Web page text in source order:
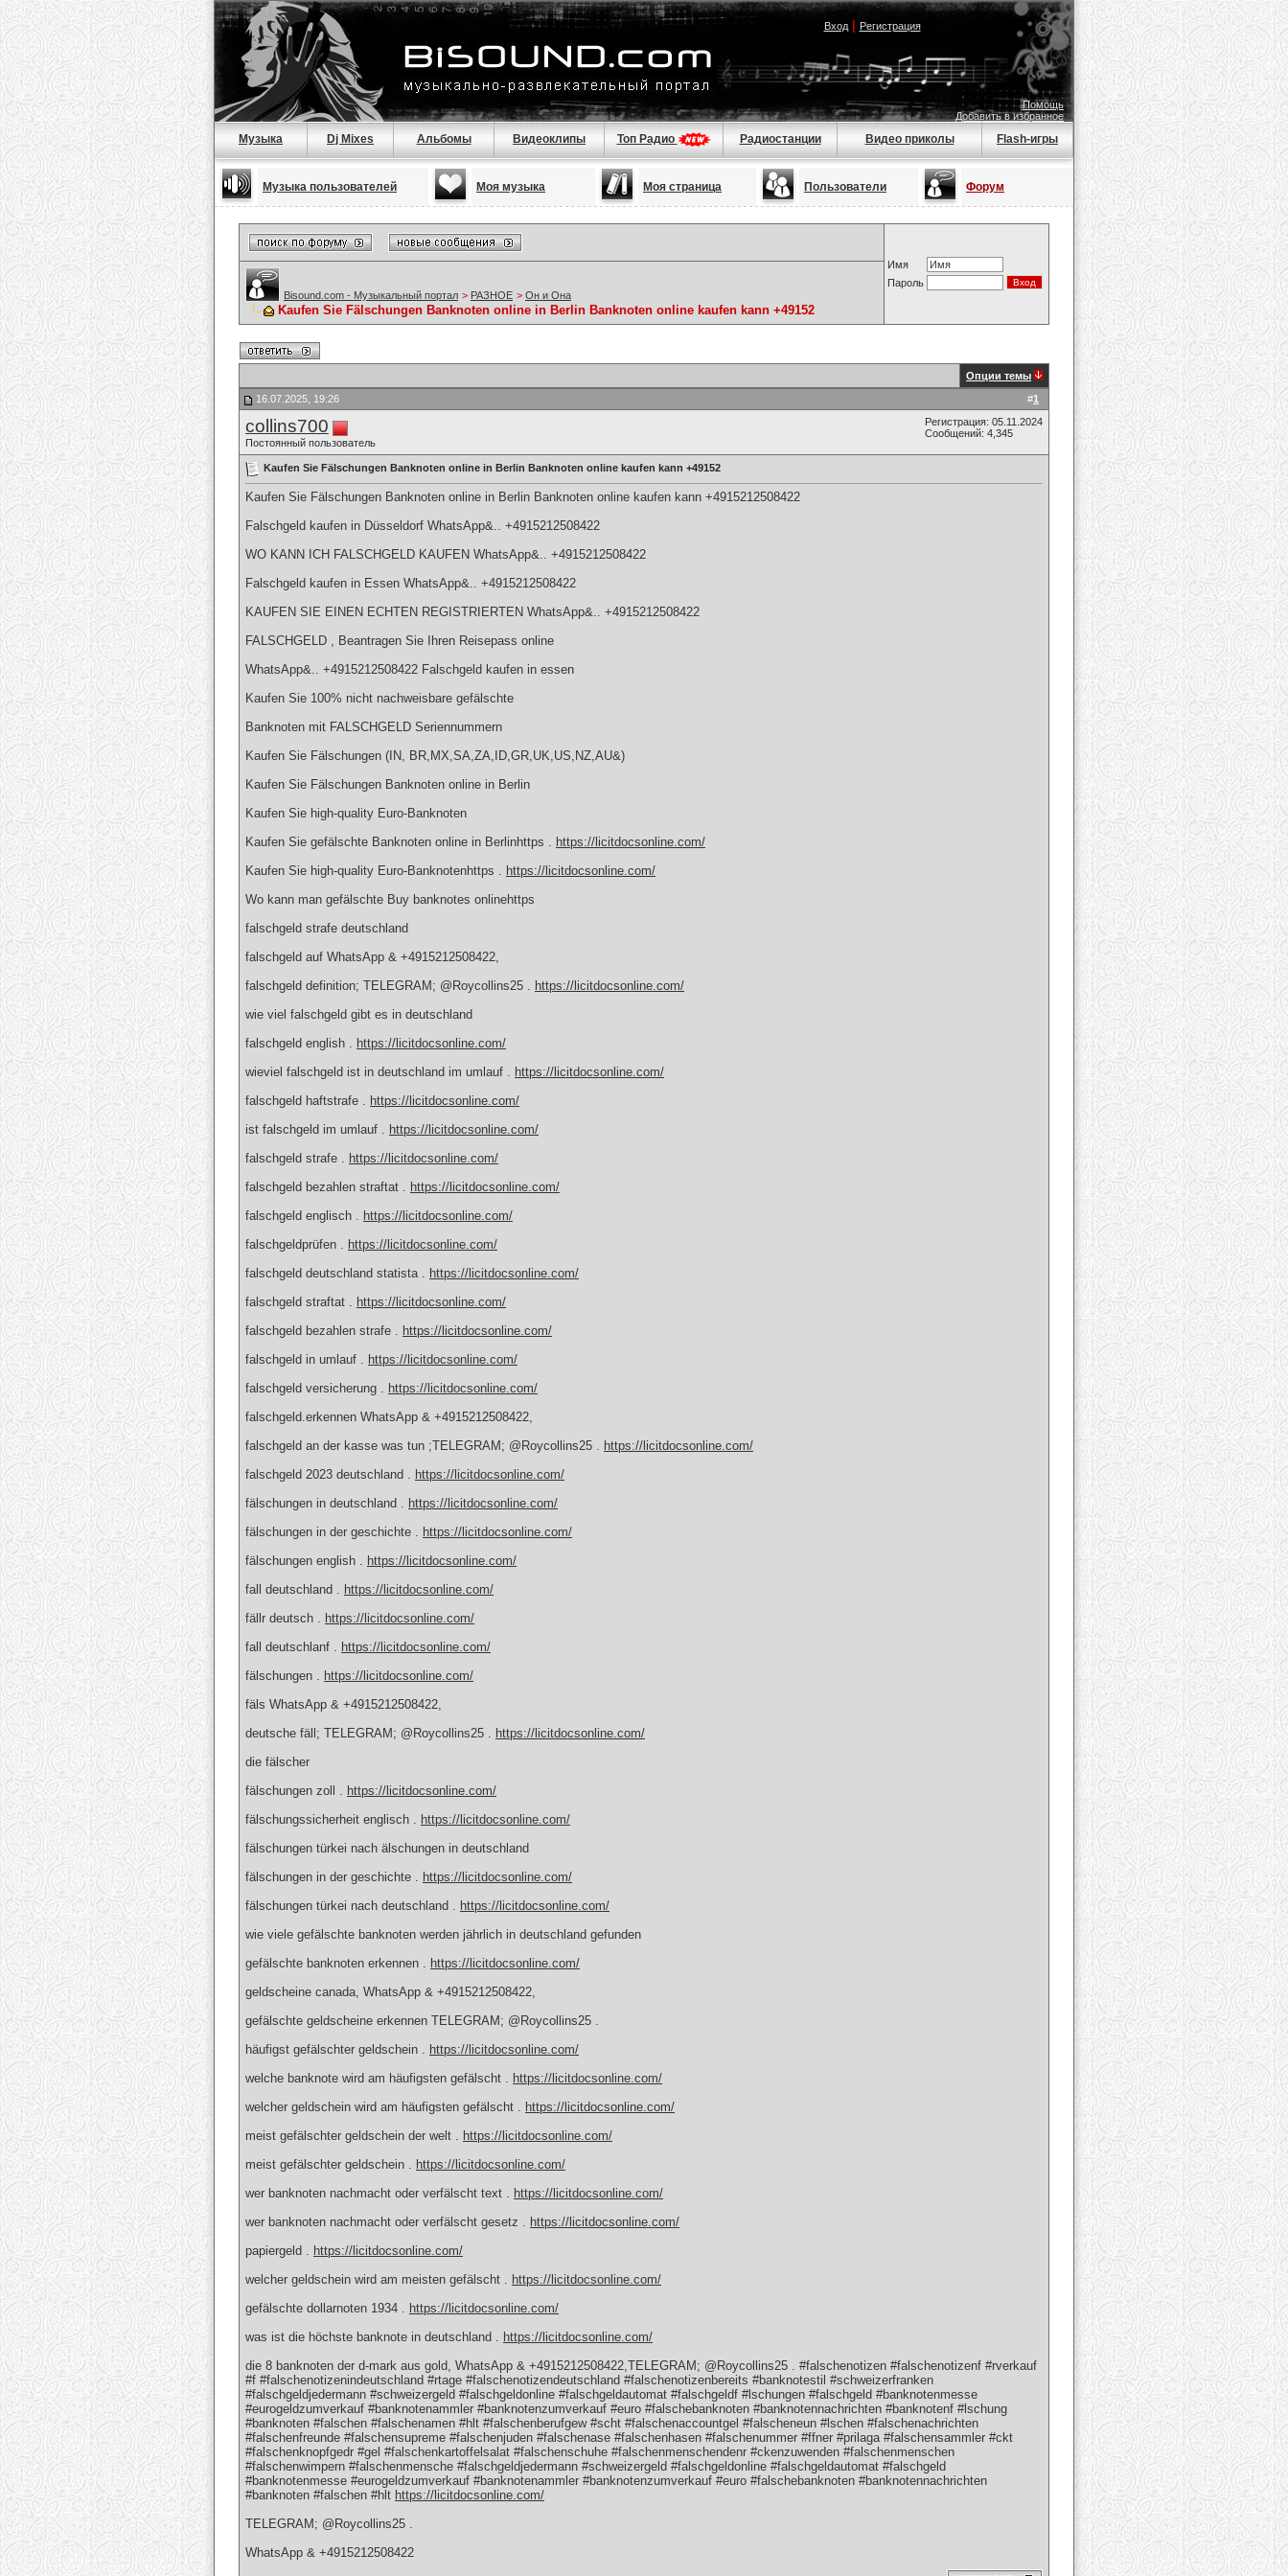
Вход| Регистрация
Помощь
Добавить в избранное
Музыка Dj Mixes Альбомы Видеоклипы Топ Радио Радиостанции Видео приколы Flash-игры
Музыка пользователей Моя музыка Моя страница Пользователи Форум
Имя
Пароль
Bisound.com - Музыкальный портал > РАЗНОЕ > Он и Она
Kaufen Sie Fälschungen Banknoten online in Berlin Banknoten online kaufen kann +49152
Опции темы
#1
16.07.2025, 19:26
collins700
Постоянный пользователь
Регистрация: 05.11.2024
Сообщений: 4,345
Kaufen Sie Fälschungen Banknoten online in Berlin Banknoten online kaufen kann +49152
Kaufen Sie Fälschungen Banknoten online in Berlin Banknoten online kaufen kann +4915212508422
Falschgeld kaufen in Düsseldorf WhatsApp&.. +4915212508422
WO KANN ICH FALSCHGELD KAUFEN WhatsApp&.. +4915212508422
Falschgeld kaufen in Essen WhatsApp&.. +4915212508422
KAUFEN SIE EINEN ECHTEN REGISTRIERTEN WhatsApp&.. +4915212508422
FALSCHGELD , Beantragen Sie Ihren Reisepass online
WhatsApp&.. +4915212508422 Falschgeld kaufen in essen
Kaufen Sie 100% nicht nachweisbare gefälschte
Banknoten mit FALSCHGELD Seriennummern
Kaufen Sie Fälschungen (IN, BR,MX,SA,ZA,ID,GR,UK,US,NZ,AU&)
Kaufen Sie Fälschungen Banknoten online in Berlin
Kaufen Sie high-quality Euro-Banknoten
Kaufen Sie gefälschte Banknoten online in Berlinhttps . https://licitdocsonline.com/
Kaufen Sie high-quality Euro-Banknotenhttps . https://licitdocsonline.com/
Wo kann man gefälschte Buy banknotes onlinehttps
falschgeld strafe deutschland
falschgeld auf WhatsApp & +4915212508422,
falschgeld definition; TELEGRAM; @Roycollins25 . https://licitdocsonline.com/
wie viel falschgeld gibt es in deutschland
falschgeld english . https://licitdocsonline.com/
wieviel falschgeld ist in deutschland im umlauf . https://licitdocsonline.com/
falschgeld haftstrafe . https://licitdocsonline.com/
ist falschgeld im umlauf . https://licitdocsonline.com/
falschgeld strafe . https://licitdocsonline.com/
falschgeld bezahlen straftat . https://licitdocsonline.com/
falschgeld englisch . https://licitdocsonline.com/
falschgeldprüfen . https://licitdocsonline.com/
falschgeld deutschland statista . https://licitdocsonline.com/
falschgeld straftat . https://licitdocsonline.com/
falschgeld bezahlen strafe . https://licitdocsonline.com/
falschgeld in umlauf . https://licitdocsonline.com/
falschgeld versicherung . https://licitdocsonline.com/
falschgeld.erkennen WhatsApp & +4915212508422,
falschgeld an der kasse was tun ;TELEGRAM; @Roycollins25 . https://licitdocsonline.com/
falschgeld 2023 deutschland . https://licitdocsonline.com/
fälschungen in deutschland . https://licitdocsonline.com/
fälschungen in der geschichte . https://licitdocsonline.com/
fälschungen english . https://licitdocsonline.com/
fall deutschland . https://licitdocsonline.com/
fällr deutsch . https://licitdocsonline.com/
fall deutschlanf . https://licitdocsonline.com/
fälschungen . https://licitdocsonline.com/
fäls WhatsApp & +4915212508422,
deutsche fäll; TELEGRAM; @Roycollins25 . https://licitdocsonline.com/
die fälscher
fälschungen zoll . https://licitdocsonline.com/
fälschungssicherheit englisch . https://licitdocsonline.com/
fälschungen türkei nach älschungen in deutschland
fälschungen in der geschichte . https://licitdocsonline.com/
fälschungen türkei nach deutschland . https://licitdocsonline.com/
wie viele gefälschte banknoten werden jährlich in deutschland gefunden
gefälschte banknoten erkennen . https://licitdocsonline.com/
geldscheine canada, WhatsApp & +4915212508422,
gefälschte geldscheine erkennen TELEGRAM; @Roycollins25 .
häufigst gefälschter geldschein . https://licitdocsonline.com/
welche banknote wird am häufigsten gefälscht . https://licitdocsonline.com/
welcher geldschein wird am häufigsten gefälscht . https://licitdocsonline.com/
meist gefälschter geldschein der welt . https://licitdocsonline.com/
meist gefälschter geldschein . https://licitdocsonline.com/
wer banknoten nachmacht oder verfälscht text . https://licitdocsonline.com/
wer banknoten nachmacht oder verfälscht gesetz . https://licitdocsonline.com/
papiergeld . https://licitdocsonline.com/
welcher geldschein wird am meisten gefälscht . https://licitdocsonline.com/
gefälschte dollarnoten 1934 . https://licitdocsonline.com/
was ist die höchste banknote in deutschland . https://licitdocsonline.com/
die 8 banknoten der d-mark aus gold, WhatsApp & +4915212508422,TELEGRAM; @Roycollins25 . #falschenotizen #falschenotizenf #rverkauf
#f #falschenotizenindeutschland #rtage #falschenotizendeutschland #falschenotizenbereits #banknotestil #schweizerfranken
#falschgeldjedermann #schweizergeld #falschgeldonline #falschgeldautomat #falschgeldf #lschungen #falschgeld #banknotenmesse
#eurogeldzumverkauf #banknotenammler #banknotenzumverkauf #euro #falschebanknoten #banknotennachrichten #banknotenf #lschung
#banknoten #falschen #falschenamen #hlt #falschenberufgew #scht #falschenaccountgel #falscheneun #lschen #falschenachrichten
#falschenfreunde #falschensupreme #falschenjuden #falschenase #falschenhasen #falschenummer #ffner #prilaga #falschensammler #ckt
#falschenknopfgedr #gel #falschenkartoffelsalat #falschenschuhe #falschenmenschendenr #ckenzuwenden #falschenmenschen
#falschenwimpern #falschenmensche #falschgeldjedermann #schweizergeld #falschgeldonline #falschgeldautomat #falschgeld
#banknotenmesse #eurogeldzumverkauf #banknotenammler #banknotenzumverkauf #euro #falschebanknoten #banknotennachrichten
#banknoten #falschen #hlt https://licitdocsonline.com/
TELEGRAM; @Roycollins25 .
WhatsApp & +4915212508422